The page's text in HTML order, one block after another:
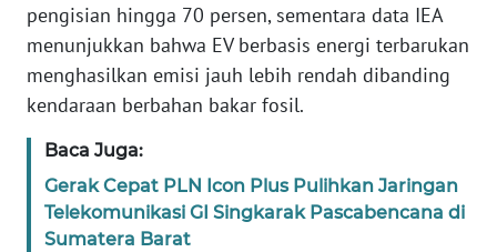
pengisian hingga 70 persen, sementara data IEA
menunjukkan bahwa EV berbasis energi terbarukan
menghasilkan emisi jauh lebih rendah dibanding
kendaraan berbahan bakar fosil.
Baca Juga:
Gerak Cepat PLN Icon Plus Pulihkan Jaringan
Telekomunikasi GI Singkarak Pascabencana di
Sumatera Barat
WN
SULBAR
WN
BABEL
WN
SUMBAR